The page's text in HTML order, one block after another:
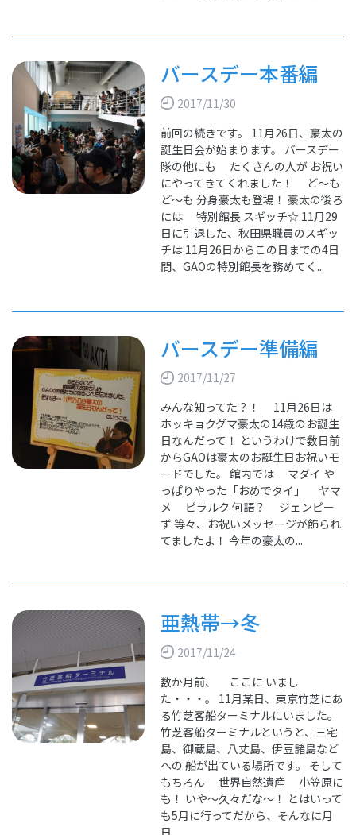
バースデー本番編
2017/11/30
前回の続きです。 11月26日、豪太の
誕生日会が始まります。 バースデー
隊の他にも たくさんの人が お祝い
にやってきてくれました！ ど～も
ど～も 分身豪太も登場！ 豪太の後ろ
には 特別館長 スギッチ☆ 11月29
日に引退した、秋田県職員のスギッ
チは 11月26日からこの日までの4日
間、GAOの特別館長を務めてく...
バースデー準備編
2017/11/27
みんな知ってた？！ 11月26日は
ホッキョクグマ豪太の14歳のお誕生
日なんだって！ というわけで数日前
からGAOは豪太のお誕生日お祝いモ
ードでした。 館内では マダイ や
っぱりやった「おめでタイ」 ヤマ
メ ピラルク 何語？ ジェンピー
ず 等々、お祝いメッセージが飾られ
てましたよ！ 今年の豪太の...
亜熱帯→冬
2017/11/24
数か月前、 ここに いまし
た・・・。 11月某日、東京竹芝にあ
る竹芝客船ターミナルにいました。
竹芝客船ターミナルというと、三宅
島、御蔵島、八丈島、伊豆諸島など
への 船が出ている場所です。 そして
もちろん 世界自然遺産 小笠原に
も！ いや～久々だな～！ とはいって
も5月に行ってだから、そんなに月
日...